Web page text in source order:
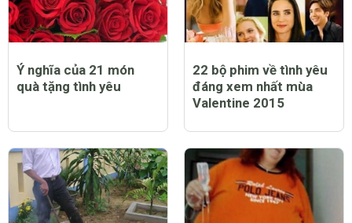
Ý nghĩa của 21 món
quà tặng tình yêu
22 bộ phim về tình yêu
đáng xem nhất mùa
Valentine 2015